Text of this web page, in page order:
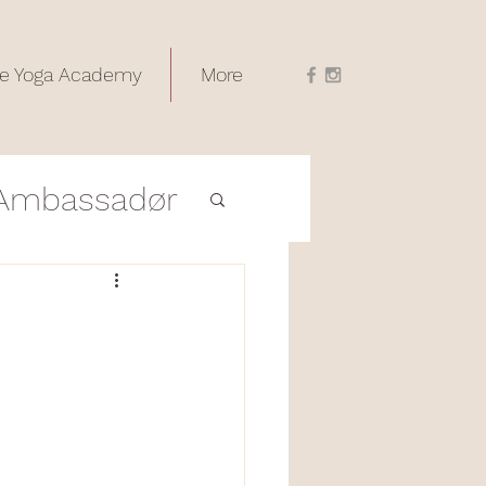
Yoga Academy More